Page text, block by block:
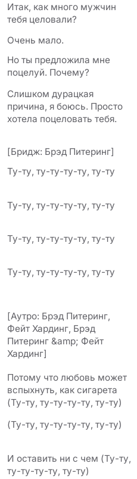
Итак, как много мужчин
тебя целовали?
Очень мало.
Но ты предложила мне
поцелуй. Почему?
Слишком дурацкая
причина, я боюсь. Просто
хотела поцеловать тебя.
[Бридж: Брэд Питеринг]
Ту-ту, ту-ту-ту-ту, ту-ту
Ту-ту, ту-ту-ту-ту, ту-ту
Ту-ту, ту-ту-ту-ту, ту-ту
Ту-ту, ту-ту-ту-ту, ту-ту
[Аутро: Брэд Питеринг,
Фейт Хардинг, Брэд
Питеринг &amp; Фейт
Хардинг]
Потому что любовь может
вспыхнуть, как сигарета
(Ту-ту, ту-ту-ту-ту, ту-ту)
(Ту-ту, ту-ту-ту-ту, ту-ту)
И оставить ни с чем (Ту-ту,
ту-ту-ту-ту, ту-ту)